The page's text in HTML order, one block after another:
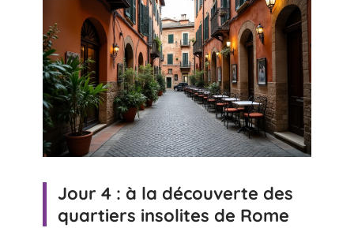
Jour 4 : à la découverte des
quartiers insolites de Rome